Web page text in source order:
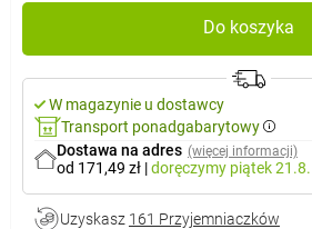
Do koszyka
W magazynie u dostawcy
Transport ponadgabarytowy
Dostawa na adres (więcej informacji)
od 171,49 zł |doręczymy piątek 21.8.
Uzyskasz 161 Przyjemniaczków